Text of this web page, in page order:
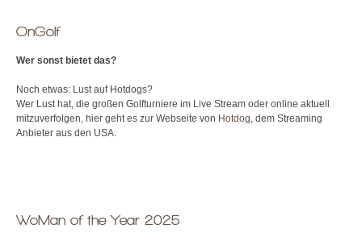
OnGolf
Wer sonst bietet das?
Noch etwas: Lust auf Hotdogs?
Wer Lust hat, die großen Golfturniere im Live Stream oder online aktuell
mitzuverfolgen, hier geht es zur Webseite von Hotdog, dem Streaming
Anbieter aus den USA.
WoMan of the Year 2025